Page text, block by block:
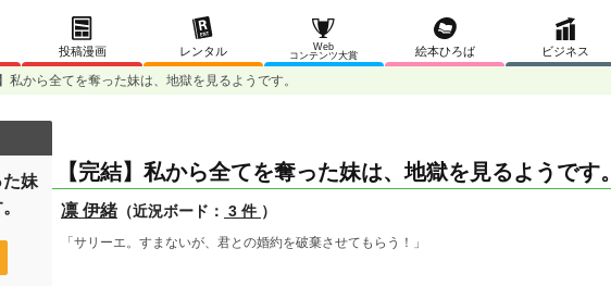
投稿漫画 レンタル
Web
コンテンツ大賞
絵本ひろば ビジネス
私から全てを奪った妹は、地獄を見るようです。
【完結】私から全てを奪った妹は、地獄を見るようです。
凛 伊緒 （近況ボード： 3 件 ）
「サリーエ。すまないが、君との婚約を破棄させてもらう！」
た妹